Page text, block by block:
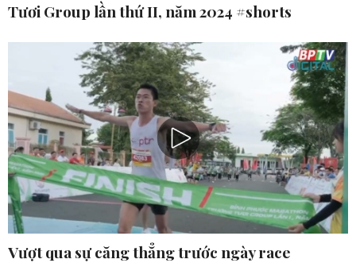
Tươi Group lần thứ II, năm 2024 #shorts
Vượt qua sự căng thẳng trước ngày race